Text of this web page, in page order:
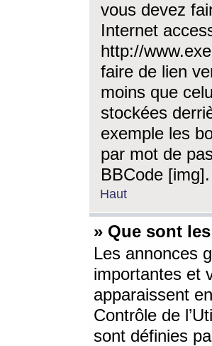
vous devez
Internet
http://
faire de lien
moins que
stockées
exemple les
par mot de
BBCode [img].
Haut
» Que sont
Les annonces
importantes et
apparaissent
Contrôle de
sont définies